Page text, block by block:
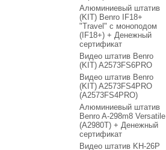
Алюминиевый штатив
(KIT) Benro IF18+
"Travel" с моноподом
(IF18+) + Денежный
сертификат
Видео штатив Benro
(KIT) A2573FS6PRO
Видео штатив Benro
(KIT) A2573FS4PRO
(A2573FS4PRO)
Алюминиевый штатив
Benro A-298m8 Versatile
(A2980T) + Денежный
сертификат
Видео штатив KH-26P